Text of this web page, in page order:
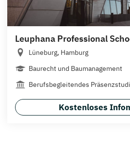
Leuphana Professional
Lüneburg, Hamburg
Baurecht und Baumanagement
Berufsbegleitendes
Kostenloses